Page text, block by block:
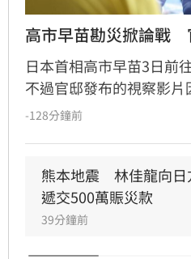
高市早苗勘災掀論戰
日本首相高市早苗3日前
不過官邸發布的視察影
少網友批評像是「宣傳片
-128分鐘前
熊本地震　林佳龍向日
遞交500萬賑災款
39分鐘前